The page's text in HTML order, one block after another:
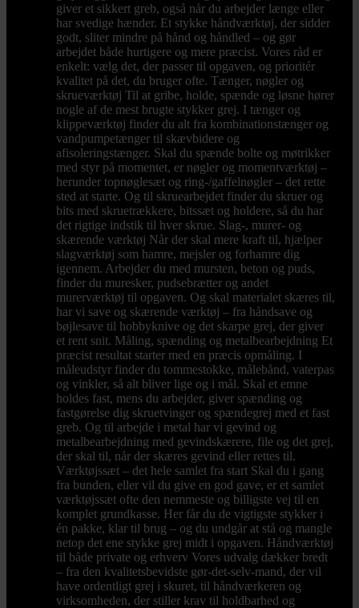
giver et sikkert greb, også når du arbejder længe eller
har svedige hænder. Et stykke håndværktøj, der sidder
godt, sliter mindre på hånd og håndled – og gør
arbejdet både hurtigere og mere præcist. Vores råd er
enkelt: vælg det, der passer til opgaven, og prioritér
kvalitet på det, du bruger ofte. Tænger, nøgler og
skrueværktøj Til at gribe, holde, spænde og løsne hører
nogle af de mest brugte stykker grej. I tænger og
klippeværktøj finder du alt fra kombinationstænger og
vandpumpetænger til skævbidere og
afisoleringstænger. Skal du spænde bolte og møtrikker
med styr på momentet, er nøgler og momentværktøj –
herunder topnøglesæt og ring-/gaffelnøgler – det rette
sted at starte. Og til skruearbejdet finder du skruer og
bits med skruetrækkere, bitssæt og holdere, så du har
det rigtige indstik til hver skrue. Slag-, murer- og
skærende værktøj Når der skal mere kraft til, hjælper
slagværktøj som hamre, mejsler og forhamre dig
igennem. Arbejder du med mursten, beton og puds,
finder du muresker, pudsebrætter og andet
murerværktøj til opgaven. Og skal materialet skæres til,
har vi save og skærende værktøj – fra håndsave og
bøjlesave til hobbyknive og det skarpe grej, der giver
et rent snit. Måling, spænding og metalbearbejdning Et
præcist resultat starter med en præcis opmåling. I
måleudstyr finder du tommestokke, målebånd, vaterpas
og vinkler, så alt bliver lige og i mål. Skal et emne
holdes fast, mens du arbejder, giver spænding og
fastgørelse dig skruetvinger og spændegrej med et fast
greb. Og til arbejde i metal har vi gevind og
metalbearbejdning med gevindskærere, file og det grej,
der skal til, når der skæres gevind eller rettes til.
Værktøjssæt – det hele samlet fra start Skal du i gang
fra bunden, eller vil du give en god gave, er et samlet
værktøjssæt ofte den nemmeste og billigste vej til en
komplet grundkasse. Her får du de vigtigste stykker i
én pakke, klar til brug – og du undgår at stå og mangle
netop det ene stykke grej midt i opgaven. Håndværktøj
til både private og erhverv Vores udvalg dækker bredt
– fra den kvalitetsbevidste gør-det-selv-mand, der vil
have ordentligt grej i skuret, til håndværkeren og
virksomheden, der stiller krav til holdbarhed og